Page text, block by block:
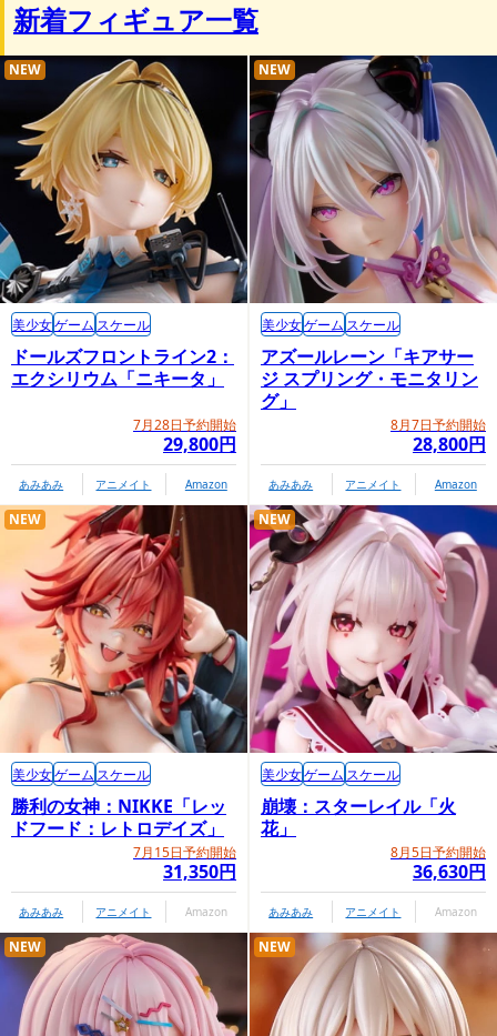
新着フィギュア一覧
ドールズフロントライン2：
エクシリウム「ニキータ」
7月28日予約開始
29,800円
NEW
美少女ゲーム スケール
あみあみ アニメイト Amazon
アズールレーン「キアサー
ジ スプリング・モニタリン
グ」
8月7日予約開始
28,800円
NEW
美少女ゲーム スケール
あみあみ アニメイト Amazon
勝利の女神：NIKKE「レッ
ドフード：レトロデイズ」
7月15日予約開始
31,350円
NEW
美少女ゲーム スケール
あみあみ アニメイト Amazon
崩壊：スターレイル「火
花」
8月5日予約開始
36,630円
NEW
美少女ゲーム スケール
あみあみ アニメイト Amazon
NEW NEW